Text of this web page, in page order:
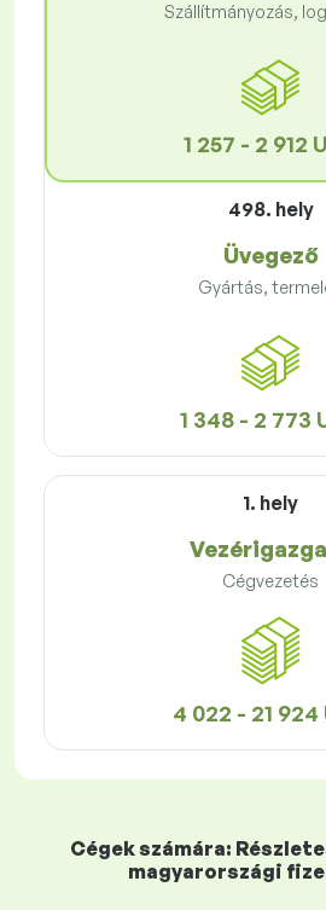
Szállítmányozás,
1 257 - 2 912
498. hely
Üvegező
Gyártás,
1 348 - 2 773
1. hely
Cégvezetés
4 022 - 21 924
Cégek számára:
magyarországi